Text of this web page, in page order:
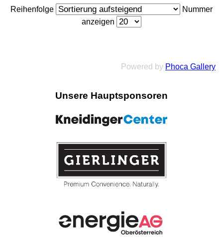
Reihenfolge
Nummer
anzeigen
Powered by Phoca Gallery
Unsere Hauptsponsoren